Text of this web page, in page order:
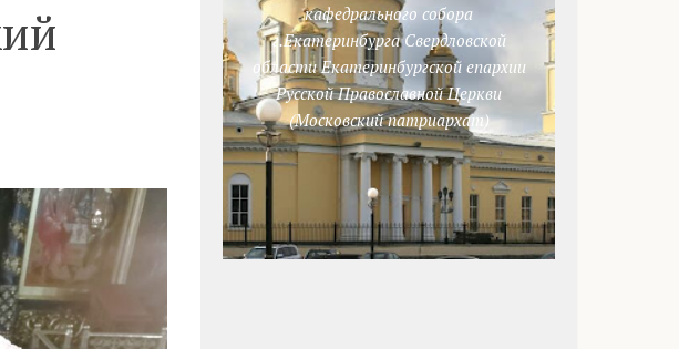
кафедрального собора
г.Екатеринбурга Свердловской
области Екатеринбургской епархии
Русской Православной Церкви
(Московский патриархат)